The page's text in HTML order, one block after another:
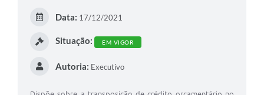
Data: 17/12/2021
Situação: EM VIGOR
Autoria: Executivo